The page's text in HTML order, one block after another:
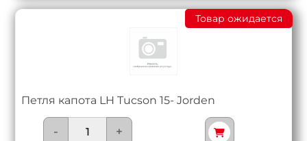
Петля капота LH Tucson 15- Jorden
Товар ожидается
- +